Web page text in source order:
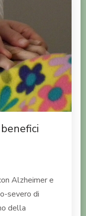
Alzheimer e
severo di
della